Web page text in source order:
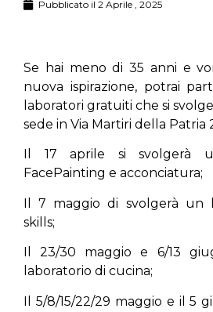
Pubblicato il 2 Aprile , 2025
Se hai meno di 35 anni e
nuova ispirazione, potrai
laboratori gratuiti che si
sede in Via Martiri della Patria
Il 17 aprile si svolgerà
FacePainting e acconciatura;
Il 7 maggio di svolgerà un
skills;
Il 23/30 maggio e 6/13
laboratorio di cucina;
Il 5/8/15/22/29 maggio e il 5